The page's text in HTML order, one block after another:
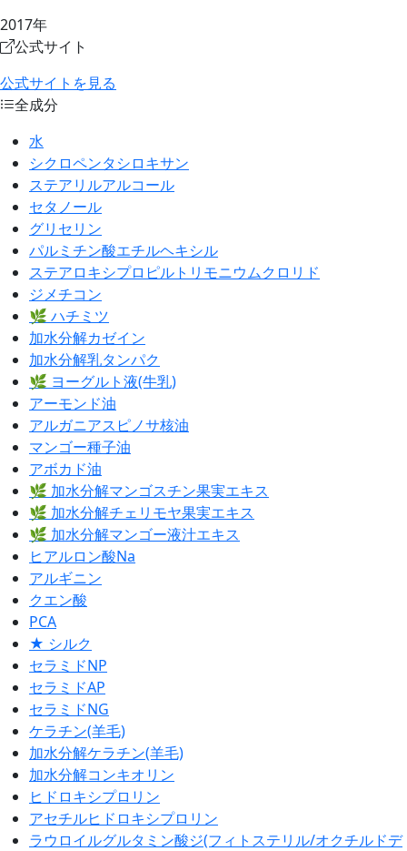
2017年
公式サイト
公式サイトを見る
全成分
水
シクロペンタシロキサン
ステアリルアルコール
セタノール
グリセリン
パルミチン酸エチルヘキシル
ステアロキシプロピルトリモニウムクロリド
ジメチコン
🌿 ハチミツ
加水分解カゼイン
加水分解乳タンパク
🌿 ヨーグルト液(牛乳)
アーモンド油
アルガニアスピノサ核油
マンゴー種子油
アボカド油
🌿 加水分解マンゴスチン果実エキス
🌿 加水分解チェリモヤ果実エキス
🌿 加水分解マンゴー液汁エキス
ヒアルロン酸Na
アルギニン
クエン酸
PCA
★ シルク
セラミドNP
セラミドAP
セラミドNG
ケラチン(羊毛)
加水分解ケラチン(羊毛)
加水分解コンキオリン
ヒドロキシプロリン
アセチルヒドロキシプロリン
ラウロイルグルタミン酸ジ(フィトステリル/オクチルドデ